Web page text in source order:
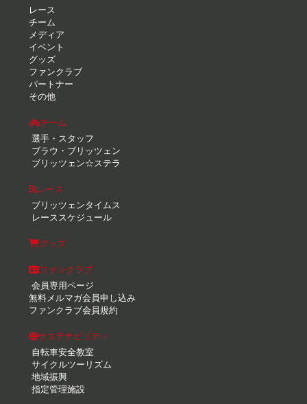
レース
チーム
メディア
イベント
グッズ
ファンクラブ
パートナー
その他
チーム
選手・スタッフ
ブラウ・ブリッツェン
ブリッツェン☆ステラ
レース
ブリッツェンタイムス
レーススケジュール
グッズ
ファンクラブ
会員専用ページ
無料メルマガ会員申し込み
ファンクラブ会員規約
サステナビリティ
自転車安全教室
サイクルツーリズム
地域振興
指定管理施設